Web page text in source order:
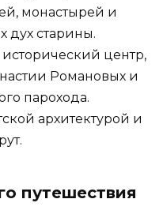
монастырей и
дух старины.
центр,
Романовых и
парохода.
архитектурой и
путешествия